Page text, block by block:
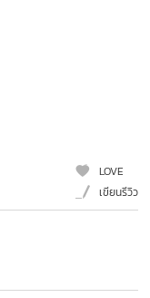
LOVE
เขียนรีวิว